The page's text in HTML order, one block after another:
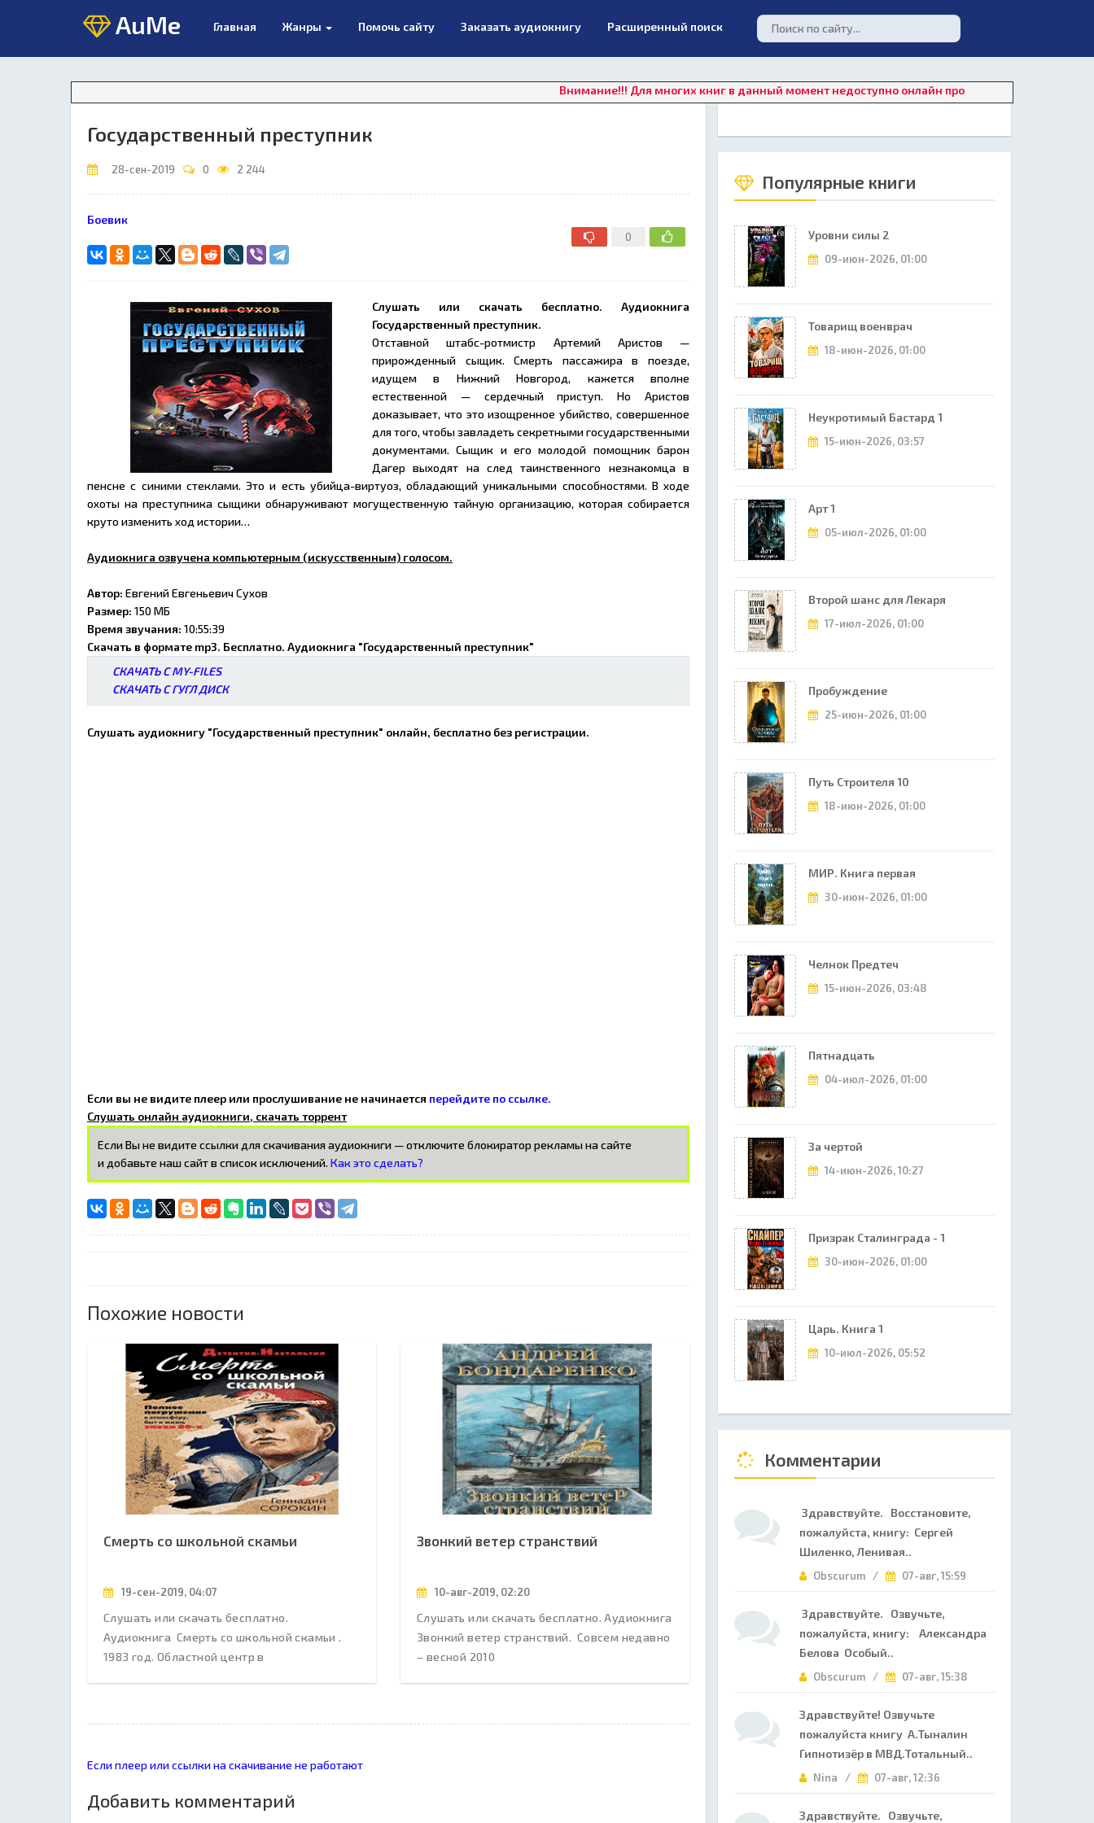
AuMe Главная Жанры Помочь сайту Заказать аудиокнигу Расширенный поиск
Внимание!!! Для многих книг в данный момент недоступно онлайн прослушивание. Для
Государственный преступник
28-сен-2019 0 2 244
0
Боевик
Слушать или скачать бесплатно. Аудиокнига
Государственный преступник.
Отставной штабс-ротмистр Артемий Аристов —
прирожденный сыщик. Смерть пассажира в поезде,
идущем в Нижний Новгород, кажется вполне
естественной — сердечный приступ. Но Аристов
доказывает, что это изощренное убийство, совершенное
для того, чтобы завладеть секретными государственными
документами. Сыщик и его молодой помощник барон
Дагер выходят на след таинственного незнакомца в
пенсне с синими стеклами. Это и есть убийца-виртуоз, обладающий уникальными способностями. В ходе
охоты на преступника сыщики обнаруживают могущественную тайную организацию, которая собирается
круто изменить ход истории…
Аудиокнига озвучена компьютерным (искусственным) голосом.
Автор: Евгений Евгеньевич Сухов
Размер: 150 МБ
Время звучания: 10:55:39
Скачать в формате mp3. Бесплатно. Аудиокнига "Государственный преступник"
СКАЧАТЬ С MY-FILES
СКАЧАТЬ С ГУГЛ ДИСК
Слушать аудиокнигу "Государственный преступник" онлайн, бесплатно без регистрации.
Если вы не видите плеер или прослушивание не начинается перейдите по ссылке.
Слушать онлайн аудиокниги, скачать торрент
Если Вы не видите ссылки для скачивания аудиокниги — отключите блокиратор рекламы на сайте
и добавьте наш сайт в список исключений. Как это сделать?
Похожие новости
Смерть со школьной скамьи
19-сен-2019, 04:07
Слушать или скачать бесплатно.
Аудиокнига Смерть со школьной скамьи .
1983 год. Областной центр в
Звонкий ветер странствий
10-авг-2019, 02:20
Слушать или скачать бесплатно. Аудиокнига
Звонкий ветер странствий. Совсем недавно
– весной 2010
Если плеер или ссылки на скачивание не работают
Добавить комментарий
Популярные книги
Уровни силы 2
09-июн-2026, 01:00
Товарищ военврач
18-июн-2026, 01:00
Неукротимый Бастард 1
15-июн-2026, 03:57
Арт 1
05-июл-2026, 01:00
Второй шанс для Лекаря
17-июл-2026, 01:00
Пробуждение
25-июн-2026, 01:00
Путь Строителя 10
18-июн-2026, 01:00
МИР. Книга первая
30-июн-2026, 01:00
Челнок Предтеч
15-июн-2026, 03:48
Пятнадцать
04-июл-2026, 01:00
За чертой
14-июн-2026, 10:27
Призрак Сталинграда - 1
30-июн-2026, 01:00
Царь. Книга 1
10-июл-2026, 05:52
Комментарии
Здравствуйте. Восстановите,
пожалуйста, книгу: Сергей
Шиленко, Ленивая..
Obscurum / 07-авг, 15:59
Здравствуйте. Озвучьте,
пожалуйста, книгу: Александра
Белова Особый..
Obscurum / 07-авг, 15:38
Здравствуйте! Озвучьте
пожалуйста книгу А.Тыналин
Гипнотизёр в МВД.Тотальный..
Nina / 07-авг, 12:36
Здравствуйте. Озвучьте,